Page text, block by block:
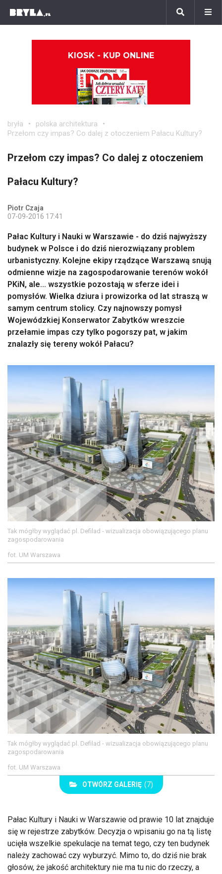
KIOSK - KUP ONLINE
bryła
polska architektura
Przełom czy impas? Co dalej z otoczeniem Pałacu Kultury?
Przełom czy impas? Co dalej z otoczeniem
Pałacu Kultury?
Piotr Czaja
07-09-2016 17:41
Pałac Kultury i Nauki w Warszawie - do dziś najwyższy
budynek w Polsce i do dziś nierozwiązany problem
urbanistyczny. Kolejne ekipy rządzące Warszawą snują
odmienne wizje na zagospodarowanie terenów wokół
PKiN, ale... wszystkie pozostają w sferze idei i
pomysłów. Wielka dziura i prowizorka od lat straszą w
samym centrum stolicy. Czy najnowszy pomysł
Wojewódzkiej Konserwator Zabytków wreszcie
przełamie impas czy tylko pogorszy pat, w jakim
znalazły się tereny wokół Pałacu?
Tak mógłby wyglądać pl. Defilad - wizualizacja obowiązującego planu
zagospodarowania
fot. UM Warszawa
Tak mógłby wyglądać pl. Defilad - wizualizacja obowiązującego planu
zagospodarowania
fot. UM Warszawa
OTWÓRZ GALERIĘ (7)
Pałac Kultury i Nauki w Warszawie od prawie 10 lat znajduje
się w rejestrze zabytków. Decyzja o wpisaniu go na tą listę
ucięła wszelkie spekulacje na temat tego, czy ten budynek
należy zachować czy wyburzyć. Mimo to, do dziś nie brak
głosów, że jakość architektury nie ma tu nic do rzeczy, a